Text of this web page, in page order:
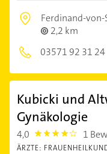
Ferdinand-von-
2,2 km
03571 92 31 24
Kubicki und
Gynäkologie
4,0 4.0 1
ÄRZTE: